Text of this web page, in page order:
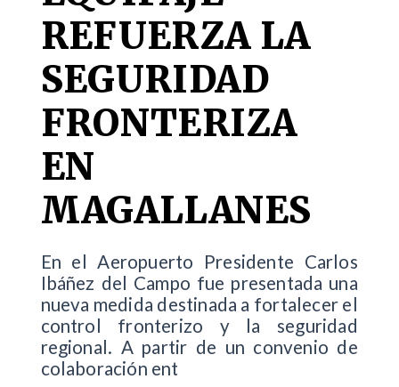
REFUERZA LA
SEGURIDAD
FRONTERIZA
EN
MAGALLANES
En el Aeropuerto Presidente Carlos
Ibáñez del Campo fue presentada una
nueva medida destinada a fortalecer el
control fronterizo y la seguridad
regional. A partir de un convenio de
colaboración ent